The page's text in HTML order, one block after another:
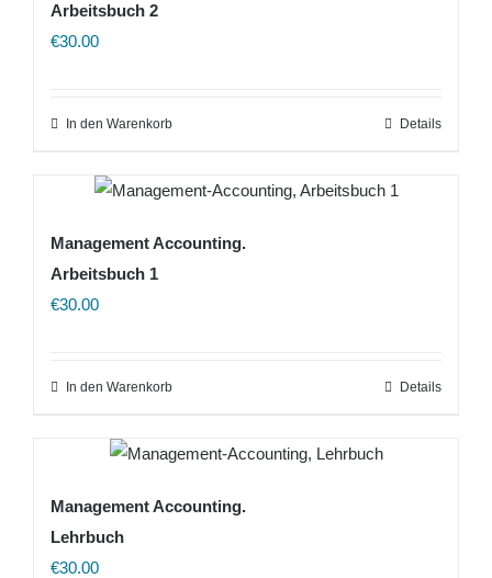
Arbeitsbuch 2
€30.00
In den Warenkorb Details
Management Accounting.
Arbeitsbuch 1
€30.00
In den Warenkorb Details
Management Accounting.
Lehrbuch
€30.00